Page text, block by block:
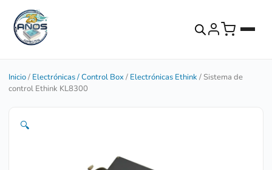
Inicio/ Electrónicas / Control Box/ Electrónicas Ethink / Sistema de
control Ethink KL8300
🔍